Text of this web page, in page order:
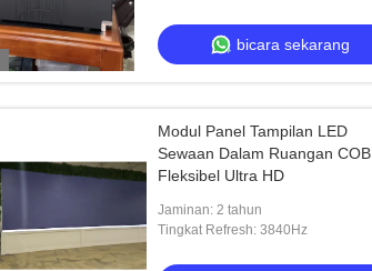
bicara sekarang
Modul Panel Tampilan LED
Sewaan Dalam Ruangan COB
Fleksibel Ultra HD
Jaminan: 2 tahun
Tingkat Refresh: 3840Hz